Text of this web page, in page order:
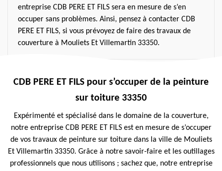
entreprise CDB PERE ET FILS sera en mesure de s’en
occuper sans problèmes. Ainsi, pensez à contacter CDB
PERE ET FILS, si vous prévoyez de faire des travaux de
couverture à Mouliets Et Villemartin 33350.
CDB PERE ET FILS pour s’occuper de la peinture
sur toiture 33350
Expérimenté et spécialisé dans le domaine de la couverture,
notre entreprise CDB PERE ET FILS est en mesure de s’occuper
de vos travaux de peinture sur toiture dans la ville de Mouliets
Et Villemartin 33350. Grâce à notre savoir-faire et les outillages
professionnels que nous utilisons ; sachez que, notre entreprise